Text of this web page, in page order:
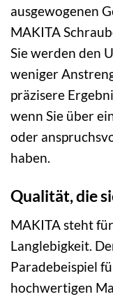
ausgewogenen
MAKITA
Sie werden den
weniger
präzisere
wenn Sie über
oder
haben.
Qualität, die
MAKITA steht
Langlebigkeit.
Paradebeispiel
hochwertigen